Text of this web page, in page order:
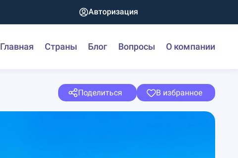
Авторизация
Главная Страны Блог Вопросы О компании
Поделиться В избранное